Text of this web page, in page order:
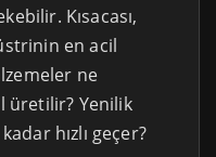
Kısacası,
en acil
ne
üretilir? Yenilik
hızlı geçer?